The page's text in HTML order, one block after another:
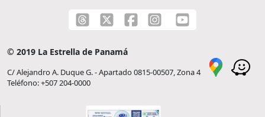
© 2019 La Estrella de Panamá
C/ Alejandro A. Duque G. - Apartado 0815-00507, Zona 4
Teléfono: +507 204-0000